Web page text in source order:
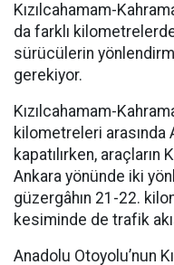
Kızılcahamam-
da farklı
sürücülerin
gerekiyor.
Kızılcahamam-
kilometreleri arasında
kapatılırken, araçların
Ankara yönünde iki
güzergâhın 21-22.
kesiminde de trafik
Anadolu Otoyolu’nun